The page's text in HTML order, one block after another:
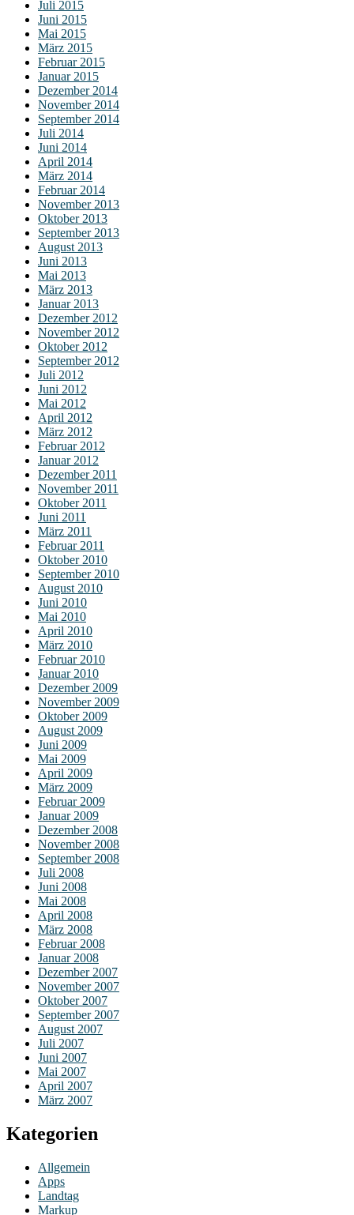
Juli 2015
Juni 2015
Mai 2015
März 2015
Februar 2015
Januar 2015
Dezember 2014
November 2014
September 2014
Juli 2014
Juni 2014
April 2014
März 2014
Februar 2014
November 2013
Oktober 2013
September 2013
August 2013
Juni 2013
Mai 2013
März 2013
Januar 2013
Dezember 2012
November 2012
Oktober 2012
September 2012
Juli 2012
Juni 2012
Mai 2012
April 2012
März 2012
Februar 2012
Januar 2012
Dezember 2011
November 2011
Oktober 2011
Juni 2011
März 2011
Februar 2011
Oktober 2010
September 2010
August 2010
Juni 2010
Mai 2010
April 2010
März 2010
Februar 2010
Januar 2010
Dezember 2009
November 2009
Oktober 2009
August 2009
Juni 2009
Mai 2009
April 2009
März 2009
Februar 2009
Januar 2009
Dezember 2008
November 2008
September 2008
Juli 2008
Juni 2008
Mai 2008
April 2008
März 2008
Februar 2008
Januar 2008
Dezember 2007
November 2007
Oktober 2007
September 2007
August 2007
Juli 2007
Juni 2007
Mai 2007
April 2007
März 2007
Kategorien
Allgemein
Apps
Landtag
Markup